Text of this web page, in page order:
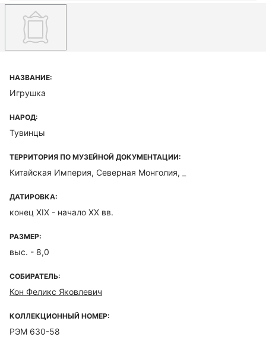
НАЗВАНИЕ:
Игрушка
НАРОД:
Тувинцы
ТЕРРИТОРИЯ ПО МУЗЕЙНОЙ ДОКУМЕНТАЦИИ:
Китайская Империя, Северная Монголия, _
ДАТИРОВКА:
конец XIX - начало ХХ вв.
РАЗМЕР:
выс. - 8,0
СОБИРАТЕЛЬ:
Кон Феликс Яковлевич
КОЛЛЕКЦИОННЫЙ НОМЕР:
РЭМ 630-58